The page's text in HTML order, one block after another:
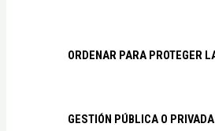
ORDENAR PARA PROTEGER
GESTIÓN PÚBLICA O